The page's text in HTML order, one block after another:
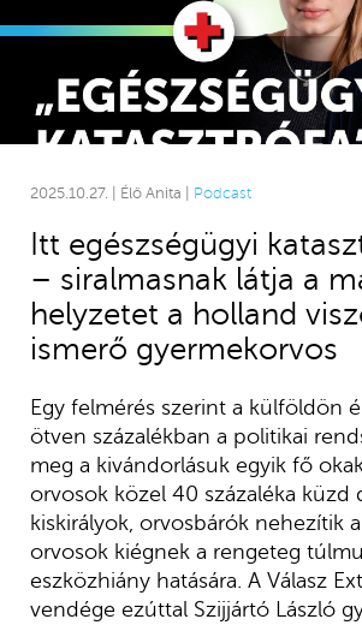
2025.10.27. | Élő Anita | Podcast
Itt egészségügyi
– siralmasnak látja a
helyzetet a holland
ismerő gyermekorvos
Egy felmérés szerint a külföldön
ötven százalékban a politikai
meg a kivándorlásuk egyik fő
orvosok közel 40 százaléka küzd
kiskirályok, orvosbárók nehezítik
orvosok kiégnek a rengeteg
eszközhiány hatására. A Válasz
vendége ezúttal Szijjártó László